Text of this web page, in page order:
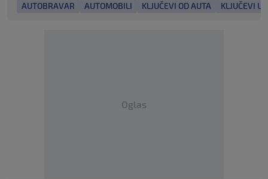
AUTOBRAVAR AUTOMOBILI KLJUČEVI OD AUTA KLJUČEVI U
Oglas